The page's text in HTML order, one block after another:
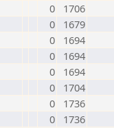
0
1706
0
1679
0
1694
0
1694
0
1694
0
1704
0
1736
0
1736